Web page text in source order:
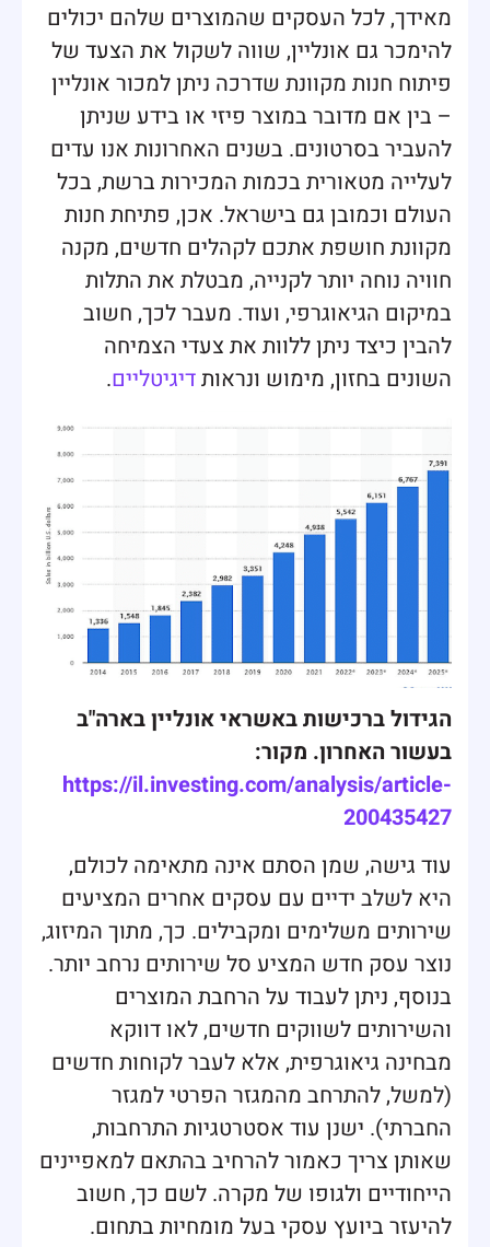
מאידך, לכל העסקים שהמוצרים שלהם יכולים
להימכר גם אונליין, שווה לשקול את הצעד של
פיתוח חנות מקוונת שדרכה ניתן למכור אונליין
– בין אם מדובר במוצר פיזי או בידע שניתן
להעביר בסרטונים. בשנים האחרונות אנו עדים
לעלייה מטאורית בכמות המכירות ברשת, בכל
העולם וכמובן גם בישראל. אכן, פתיחת חנות
מקוונת חושפת אתכם לקהלים חדשים, מקנה
חוויה נוחה יותר לקנייה, מבטלת את התלות
במיקום הגיאוגרפי, ועוד. מעבר לכך, חשוב
להבין כיצד ניתן ללוות את צעדי הצמיחה
השונים בחזון, מימוש ונראותדיגיטליים.
הגידול ברכישות באשראי אונליין בארה"ב
בעשור האחרון. מקור:
https://il.investing.com/analysis/article-
200435427
עוד גישה, שמן הסתם אינה מתאימה לכולם,
היא לשלב ידיים עם עסקים אחרים המציעים
שירותים משלימים ומקבילים. כך, מתוך המיזוג,
נוצר עסק חדש המציע סל שירותים נרחב יותר.
בנוסף, ניתן לעבוד על הרחבת המוצרים
והשירותים לשווקים חדשים, לאו דווקא
מבחינה גיאוגרפית, אלא לעבר לקוחות חדשים
(למשל, להתרחב מהמגזר הפרטי למגזר
החברתי). ישנן עוד אסטרטגיות התרחבות,
שאותן צריך כאמור להרחיב בהתאם למאפיינים
הייחודיים ולגופו של מקרה. לשם כך, חשוב
להיעזר ביועץ עסקי בעל מומחיות בתחום.